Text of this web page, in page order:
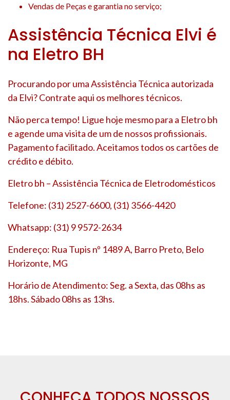
Vendas de Peças e garantia no serviço;
Assistência Técnica Elvi é
na Eletro BH
Procurando por uma Assistência Técnica autorizada
da Elvi? Contrate aqui os melhores técnicos.
Não perca tempo! Ligue hoje mesmo para a Eletro bh
e agende uma visita de um de nossos profissionais.
Pagamento facilitado. Aceitamos todos os cartões de
crédito e débito.
Eletro bh – Assistência Técnica de Eletrodomésticos
Telefone: (31) 2527-6600, (31) 3566-4420
Whatsapp: (31) 9 9572-2634
Endereço: Rua Tupis nº 1489 A, Barro Preto, Belo
Horizonte, MG
Horário de Atendimento: Seg. a Sexta, das 08hs as
18hs. Sábado 08hs as 13hs.